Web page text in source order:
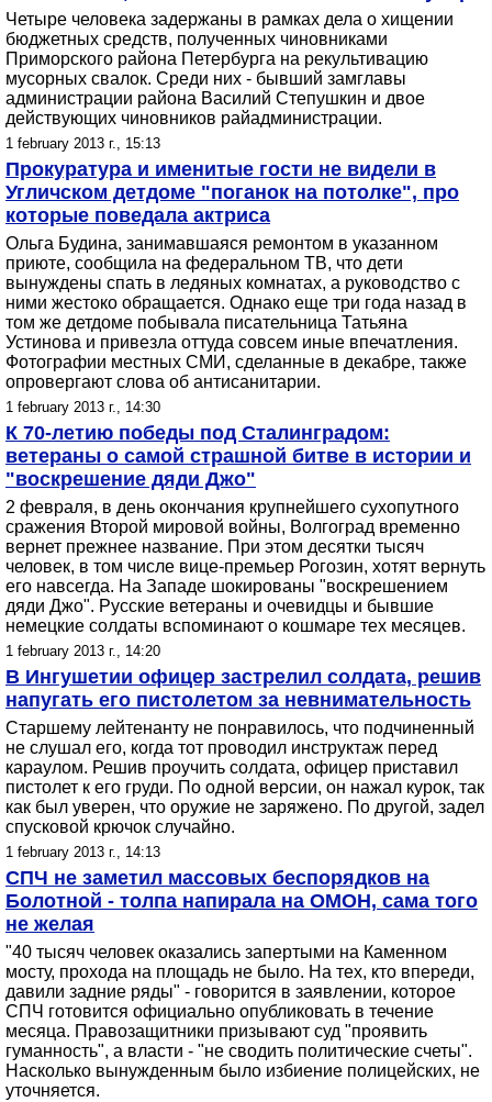
Четыре человека задержаны в рамках дела о хищении
бюджетных средств, полученных чиновниками
Приморского района Петербурга на рекультивацию
мусорных свалок. Среди них - бывший замглавы
администрации района Василий Степушкин и двое
действующих чиновников райадминистрации.
1 february 2013 г., 15:13
Прокуратура и именитые гости не видели в
Угличском детдоме "поганок на потолке", про
которые поведала актриса
Ольга Будина, занимавшаяся ремонтом в указанном
приюте, сообщила на федеральном ТВ, что дети
вынуждены спать в ледяных комнатах, а руководство с
ними жестоко обращается. Однако еще три года назад в
том же детдоме побывала писательница Татьяна
Устинова и привезла оттуда совсем иные впечатления.
Фотографии местных СМИ, сделанные в декабре, также
опровергают слова об антисанитарии.
1 february 2013 г., 14:30
К 70-летию победы под Сталинградом:
ветераны о самой страшной битве в истории и
"воскрешение дяди Джо"
2 февраля, в день окончания крупнейшего сухопутного
сражения Второй мировой войны, Волгоград временно
вернет прежнее название. При этом десятки тысяч
человек, в том числе вице-премьер Рогозин, хотят вернуть
его навсегда. На Западе шокированы "воскрешением
дяди Джо". Русские ветераны и очевидцы и бывшие
немецкие солдаты вспоминают о кошмаре тех месяцев.
1 february 2013 г., 14:20
В Ингушетии офицер застрелил солдата, решив
напугать его пистолетом за невнимательность
Старшему лейтенанту не понравилось, что подчиненный
не слушал его, когда тот проводил инструктаж перед
караулом. Решив проучить солдата, офицер приставил
пистолет к его груди. По одной версии, он нажал курок, так
как был уверен, что оружие не заряжено. По другой, задел
спусковой крючок случайно.
1 february 2013 г., 14:13
СПЧ не заметил массовых беспорядков на
Болотной - толпа напирала на ОМОН, сама того
не желая
"40 тысяч человек оказались запертыми на Каменном
мосту, прохода на площадь не было. На тех, кто впереди,
давили задние ряды" - говорится в заявлении, которое
СПЧ готовится официально опубликовать в течение
месяца. Правозащитники призывают суд "проявить
гуманность", а власти - "не сводить политические счеты".
Насколько вынужденным было избиение полицейских, не
уточняется.